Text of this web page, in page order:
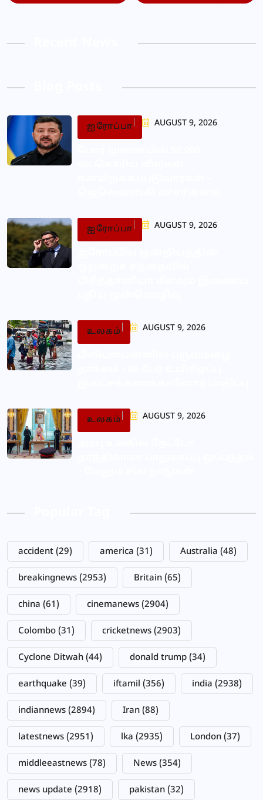
ஐரோப்பா AUGUST 9, 2026
ஐரோப்பா AUGUST 9, 2026
உலகம் AUGUST 9, 2026
உலகம் AUGUST 9, 2026
accident (29) america (31) Australia (48)
breakingnews (2953) Britain (65)
china (61) cinemanews (2904)
Colombo (31) cricketnews (2903)
Cyclone Ditwah (44) donald trump (34)
earthquake (39) iftamil (356) india (2938)
indiannews (2894) Iran (88)
latestnews (2951) lka (2935) London (37)
middleeastnews (78) News (354)
news update (2918) pakistan (32)